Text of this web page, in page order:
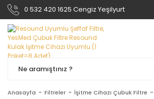
0 532 420 1625 Cengiz Yeşilyurt
Anasayfa Filtreler İşitme Cihazı Çubuk Filtre